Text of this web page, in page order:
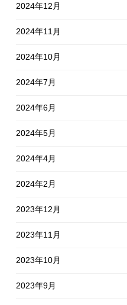
2024年12月
2024年11月
2024年10月
2024年7月
2024年6月
2024年5月
2024年4月
2024年2月
2023年12月
2023年11月
2023年10月
2023年9月